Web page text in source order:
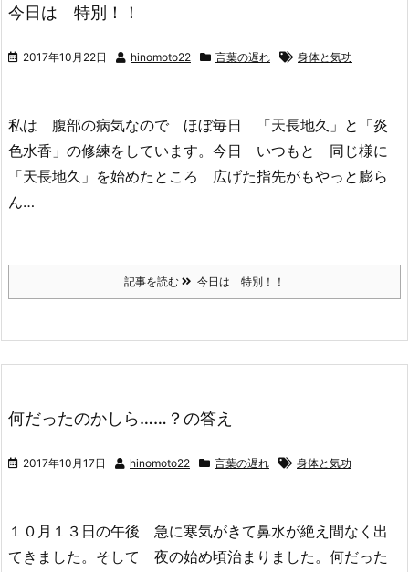
今日は 特別！！
2017年10月22日 hinomoto22 言葉の遅れ 身体と気功
私は 腹部の病気なので ほぼ毎日 「天長地久」と「炎
色水香」の修練をしています。今日 いつもと 同じ様に
「天長地久」を始めたところ 広げた指先がもやっと膨ら
ん…
記事を読む 今日は 特別！！
何だったのかしら……？の答え
2017年10月17日 hinomoto22 言葉の遅れ 身体と気功
１０月１３日の午後 急に寒気がきて鼻水が絶え間なく出
てきました。そして 夜の始め頃治まりました。何だった